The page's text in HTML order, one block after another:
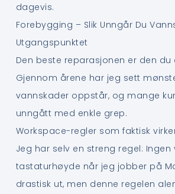
dagevis.
Forebygging – Slik Unngår Du
Utgangspunktet
Den beste reparasjonen er den du
Gjennom årene har jeg sett
vannskader oppstår, og mange
unngått med enkle grep.
Workspace-regler som faktisk
Jeg har selv en streng regel:
tastaturhøyde når jeg jobber på
drastisk ut, men denne regelen